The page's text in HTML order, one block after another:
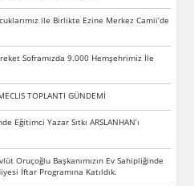
ile Birlikte Ezine Merkez Camii’de
Soframızda 9.000 Hemşehrimiz İle
TOPLANTI GÜNDEMİ
Eğitimci Yazar Sıtkı ARSLANHAN’ı
Oruçoğlu Başkanımızın Ev Sahipliğinde
İftar Programına Katıldık.